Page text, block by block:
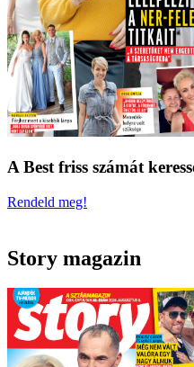
A Best friss számát
Rendeld meg!
Story magazin